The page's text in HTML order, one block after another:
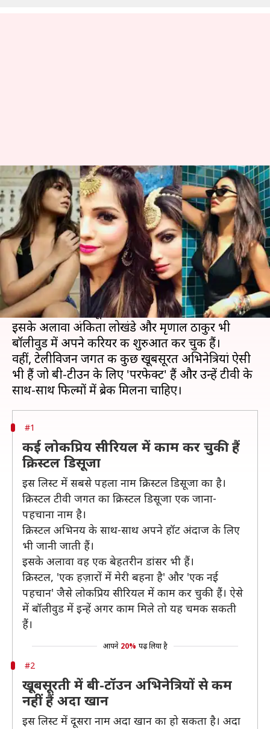
टीवी की फेमस अभिनेत्रियां जिन्हें
बॉलीवुड में मिलना चाहिए ब्रेक
लेखन स्वाति पाण्डेय May 12, 2019 10:16 am
क्या है खबर?
पिछले साल टेलीविजन की 'नागिन', मौनी रॉय ने बॉलीवुड
में 'गोल्ड' से डेब्यू किया था। मौनी के पास इस समय
फिल्मों के कई बैक टू बैक ऑफर्स भी हैं।
इसके अलावा अंकिता लोखंडे और मृणाल ठाकुर भी
बॉलीवुड में अपने करियर की शुरुआत कर चुकी हैं।
वहीं, टेलीविजन जगत की कुछ खूबसूरत अभिनेत्रियां ऐसी
भी हैं जो बी-टीउन के लिए 'परफेक्ट' हैं और उन्हें टीवी के
#1
कई लोकप्रिय सीरियल में काम कर चुकी हैं
क्रिस्टल डिसूजा
इस लिस्ट में सबसे पहला नाम क्रिस्टल डिसूजा का है।
क्रिस्टल टीवी जगत का क्रिस्टल डिसूजा एक जाना-
पहचाना नाम है।
क्रिस्टल अभिनय के साथ-साथ अपने हॉट अंदाज के लिए
भी जानी जाती हैं।
इसके अलावा वह एक बेहतरीन डांसर भी हैं।
क्रिस्टल, 'एक हज़ारों में मेरी बहना है' और 'एक नई
पहचान' जैसे लोकप्रिय सीरियल में काम कर चुकी हैं। ऐसे
में बॉलीवुड में इन्हें अगर काम मिले तो यह चमक सकती
हैं।
आपने 20% पढ़ लिया है
#2
खूबसूरती में बी-टॉउन अभिनेत्रियों से कम
नहीं हैं अदा खान
इस लिस्ट में दूसरा नाम अदा खान का हो सकता है। अदा